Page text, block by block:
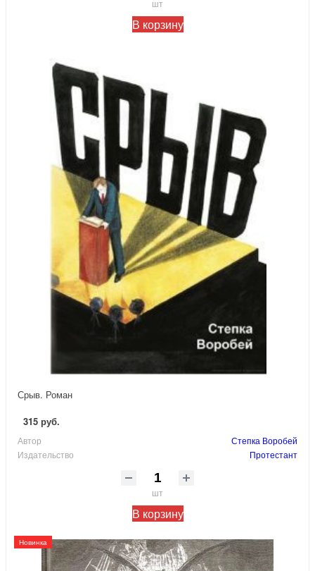
шт
В корзину
Срыв. Роман
315 руб.
Автор
Степка Воробей
Издательство
Протестант
шт
В корзину
Новинка